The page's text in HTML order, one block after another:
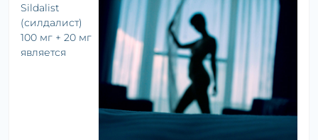
Sildalist
(силдалист)
100 мг + 20 мг
является